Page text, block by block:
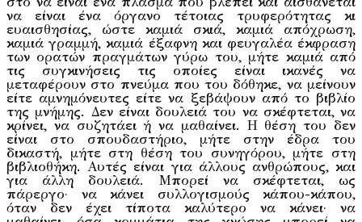
να είναι ένα όργανο τέτοιας τρυφερότητας κι
ευαισθησίας, ώστε καμιά σκιά, καμιά απόχρωση,
καμιά γραμμή, καμιά έξαφνη και φευγαλέα έκφραση
των ορατών πραγμάτων γύρω του, μήτε καμιά από
τις συγκινήσεις τις οποίες είναι ικανές να
μεταφέρουν στο πνεύμα που του δόθηκε, να μείνουν
είτε αμνημόνευτες είτε να ξεβάψουν από το βιβλίο
της μνήμης. Δεν είναι δουλειά του να σκέφτεται, να
κρίνει, να συζητάει ή να μαθαίνει. Η θέση του δεν
είναι στο σπουδαστήριο, μήτε στην έδρα του
δικαστή, μήτε στη θέση του συνηγόρου, μήτε στη
βιβλιοθήκη. Αυτές είναι για άλλους ανθρώπους, και
για άλλη δουλειά. Μπορεί να σκέφτεται, ως
πάρεργο· να κάνει συλλογισμούς κάπου-κάπου,
όταν δεν έχει τίποτα καλύτερο να κάνει· να